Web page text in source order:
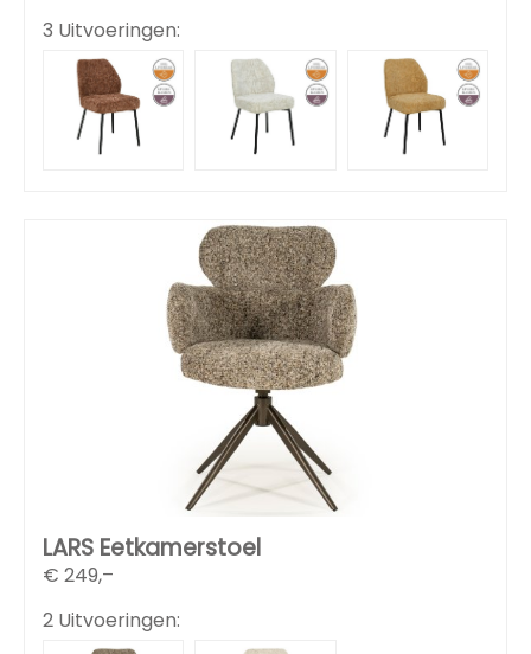
3 Uitvoeringen:
LARS Eetkamerstoel
€ 249,–
2 Uitvoeringen: